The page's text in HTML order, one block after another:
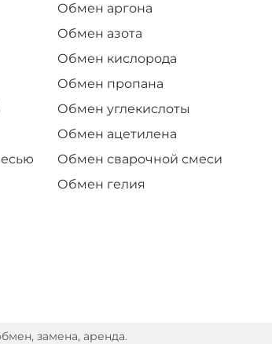
Обмен аргона
Обмен азота
Обмен кислорода
Обмен пропана
Обмен углекислоты
Обмен ацетилена
Обмен сварочной смеси
Обмен гелия
замена, аренда.